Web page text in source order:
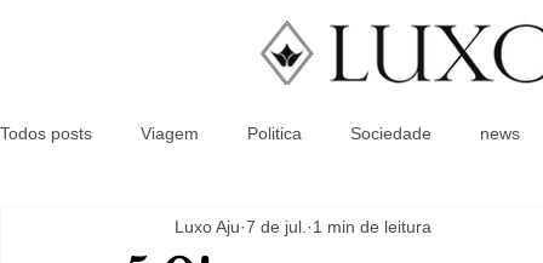
Todos posts Viagem Politica Sociedade news
Luxo Aju 7 de jul. 1 min de leitura